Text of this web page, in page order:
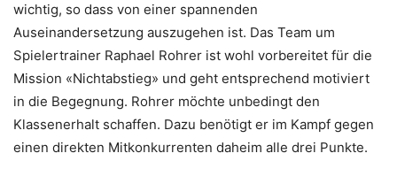
wichtig, so dass von einer spannenden
Auseinandersetzung auszugehen ist. Das Team um
Spielertrainer Raphael Rohrer ist wohl vorbereitet für die
Mission «Nichtabstieg» und geht entsprechend motiviert
in die Begegnung. Rohrer möchte unbedingt den
Klassenerhalt schaffen. Dazu benötigt er im Kampf gegen
einen direkten Mitkonkurrenten daheim alle drei Punkte.